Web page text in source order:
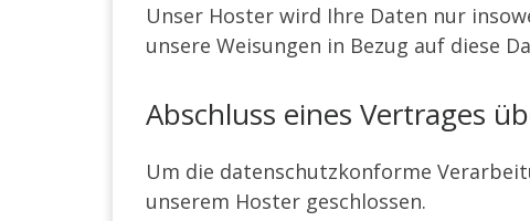
Unser Hoster wird Ihre Daten nur
unsere Weisungen in Bezug auf diese
Abschluss eines Vertrages
Um die datenschutzkonforme
unserem Hoster geschlossen.